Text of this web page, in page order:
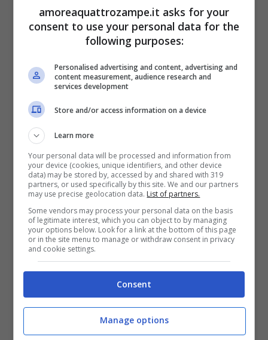
del caneseguendo i giusti consigli, alle volte
la speranza di vita media di un Beagle non
riesce a superare i 15 anni di età (e
consideriamo che si tratta di una tra lerazze
di cani più longeve), poiché può essere
comunque soggetto ad altre patologie.
Displasia dell’anca
E’ una malformazione dell’articolazione
dell’anca che va curata fin da cucciolo per
evitare che si possa trasformare in artrosi
cronica quando il cane diventa adulto (è
bene saperne di più sulladisplasia dell’anca
Otite
amoreaquattrozampe.it asks for your
consent to use your personal data for the
following purposes:
Personalised advertising and content, advertising and
content measurement, audience research and
services development
Store and/or access information on a device
Learn more
Your personal data will be processed and information from
your device (cookies, unique identifiers, and other device
data) may be stored by, accessed by and shared with 319
partners, or used specifically by this site. We and our partners
may use precise geolocation data. List of partners.
Some vendors may process your personal data on the basis
of legitimate interest, which you can object to by managing
your options below. Look for a link at the bottom of this page
or in the site menu to manage or withdraw consent in privacy
and cookie settings.
Consent
Manage options